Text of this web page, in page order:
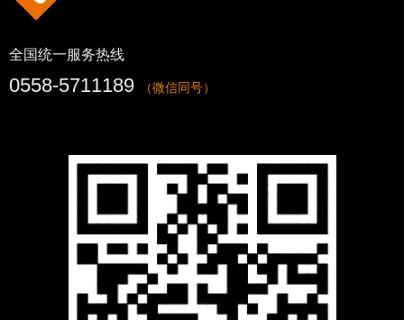
全国统一服务热线
0558-5711189 （微信同号）